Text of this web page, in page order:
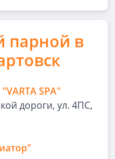
парной в
SPA"
дороги, ул. 4ПС,